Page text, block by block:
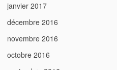
janvier 2017
décembre 2016
novembre 2016
octobre 2016